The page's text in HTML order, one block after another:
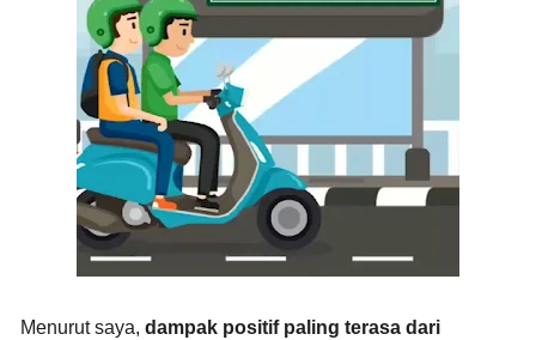
Menurut saya, dampak positif paling terasa dari